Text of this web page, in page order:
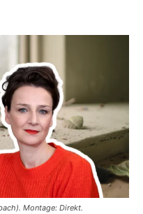
Montage: Direkt.